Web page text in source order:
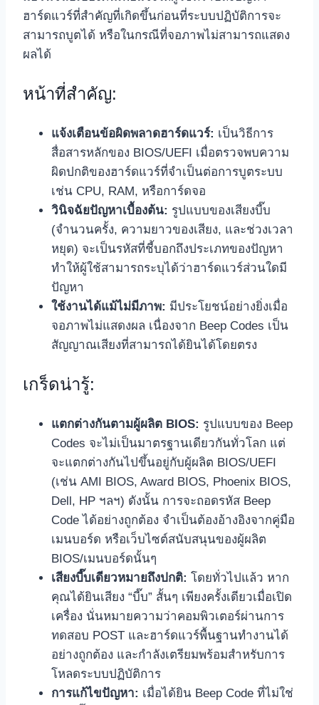
ฮาร์ดแวร์ที่สำคัญที่เกิดขึ้นก่อนที่ระบบปฏิบัติการจะ
สามารถบูตได้ หรือในกรณีที่จอภาพไม่สามารถแสดง
ผลได้
หน้าที่สำคัญ:
แจ้งเตือนข้อผิดพลาดฮาร์ดแวร์: เป็นวิธีการ
สื่อสารหลักของ BIOS/UEFI เมื่อตรวจพบความ
ผิดปกติของฮาร์ดแวร์ที่จำเป็นต่อการบูตระบบ
เช่น CPU, RAM, หรือการ์ดจอ
วินิจฉัยปัญหาเบื้องต้น: รูปแบบของเสียงบี๊บ
(จำนวนครั้ง, ความยาวของเสียง, และช่วงเวลา
หยุด) จะเป็นรหัสที่ชี้บอกถึงประเภทของปัญหา
ทำให้ผู้ใช้สามารถระบุได้ว่าฮาร์ดแวร์ส่วนใดมี
ปัญหา
ใช้งานได้แม้ไม่มีภาพ: มีประโยชน์อย่างยิ่งเมื่อ
จอภาพไม่แสดงผล เนื่องจาก Beep Codes เป็น
สัญญาณเสียงที่สามารถได้ยินได้โดยตรง
เกร็ดน่ารู้:
แตกต่างกันตามผู้ผลิต BIOS: รูปแบบของ Beep
Codes จะไม่เป็นมาตรฐานเดียวกันทั่วโลก แต่
จะแตกต่างกันไปขึ้นอยู่กับผู้ผลิต BIOS/UEFI
(เช่น AMI BIOS, Award BIOS, Phoenix BIOS,
Dell, HP ฯลฯ) ดังนั้น การจะถอดรหัส Beep
Code ได้อย่างถูกต้อง จำเป็นต้องอ้างอิงจากคู่มือ
เมนบอร์ด หรือเว็บไซต์สนับสนุนของผู้ผลิต
BIOS/เมนบอร์ดนั้นๆ
เสียงบี๊บเดียวหมายถึงปกติ: โดยทั่วไปแล้ว หาก
คุณได้ยินเสียง “บี๊บ” สั้นๆ เพียงครั้งเดียวเมื่อเปิด
เครื่อง นั่นหมายความว่าคอมพิวเตอร์ผ่านการ
ทดสอบ POST และฮาร์ดแวร์พื้นฐานทำงานได้
อย่างถูกต้อง และกำลังเตรียมพร้อมสำหรับการ
โหลดระบบปฏิบัติการ
การแก้ไขปัญหา: เมื่อได้ยิน Beep Code ที่ไม่ใช่